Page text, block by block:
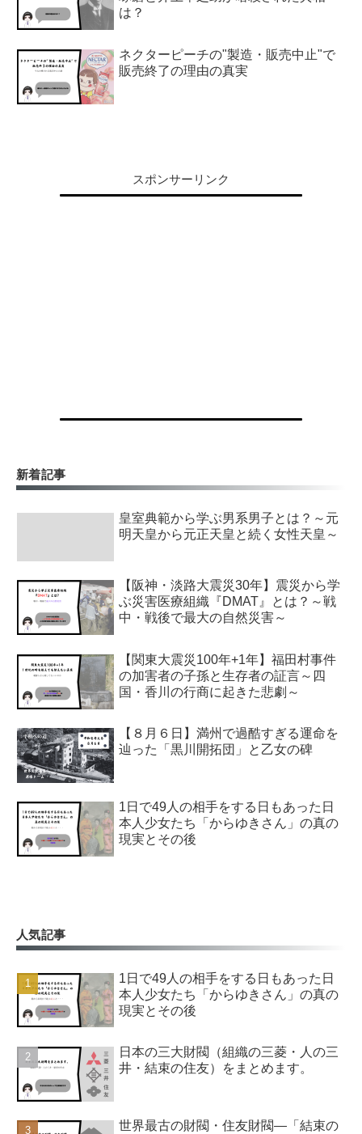
は？
ネクターピーチの"製造・販売中止"で
販売終了の理由の真実
スポンサーリンク
新着記事
皇室典範から学ぶ男系男子とは？～元
明天皇から元正天皇と続く女性天皇～
【阪神・淡路大震災30年】震災から学
ぶ災害医療組織『DMAT』とは？～戦
中・戦後で最大の自然災害～
【関東大震災100年+1年】福田村事件
の加害者の子孫と生存者の証言～四
国・香川の行商に起きた悲劇～
【８月６日】満州で過酷すぎる運命を
辿った「黒川開拓団」と乙女の碑
1日で49人の相手をする日もあった日
本人少女たち「からゆきさん」の真の
現実とその後
人気記事
1日で49人の相手をする日もあった日
本人少女たち「からゆきさん」の真の
現実とその後
日本の三大財閥（組織の三菱・人の三
井・結束の住友）をまとめます。
世界最古の財閥・住友財閥―「結束の